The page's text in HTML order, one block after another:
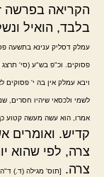
הקריאה בפרשה
בלבד, הואיל
עמלק דסליק ענינא בתשעה
פסוקים. וכ"פ בש"ע (סי'
ויבא עמלק אין בה י'
לשמי ולכסאי שיהיו חסרים,
אמרו, הוא עשה מעשה קטוע
קדיש. ואומרים
צרה, לפי שהוא
צרה.
[תוס' מגילה (ד.)